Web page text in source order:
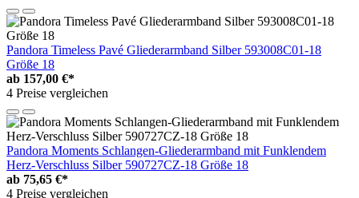
Pandora Timeless Pavé Gliederarmband Silber 593008C01-18
Größe 18
ab 157,00 €*
4 Preise vergleichen
Pandora Moments Schlangen-Gliederarmband mit Funklendem
Herz-Verschluss Silber 590727CZ-18 Größe 18
ab 75,65 €*
4 Preise vergleichen